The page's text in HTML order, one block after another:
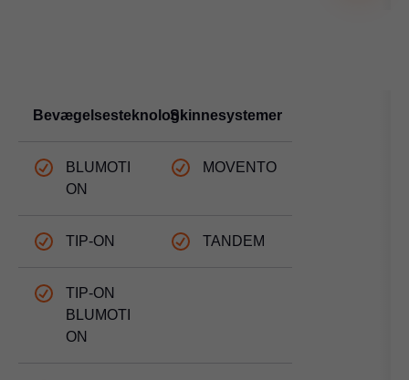
BevægelsesteknologiSkinnesystemer
BLUMOTI
ON
MOVENTO
TIP-ON TANDEM
TIP-ON
BLUMOTI
ON